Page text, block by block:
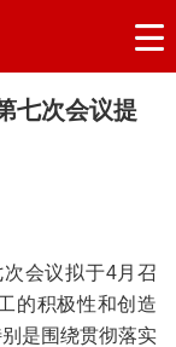
七次会议提
会议拟于4月召
的积极性和创造
是围绕贯彻落实